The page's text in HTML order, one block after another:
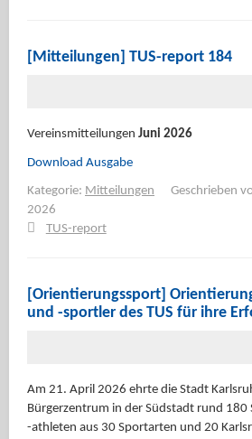
[Mitteilungen] TUS-report 184
Vereinsmitteilungen Juni 2026
Download Ausgabe
Kategorie: Mitteilungen Geschrieben
2026
TUS-report
[Orientierungssport]
und -sportler des TUS für ihre
Am 21. April 2026 ehrte die Stadt
Bürgerzentrum in der Südstadt rund
-athleten aus 30 Sportarten und 20